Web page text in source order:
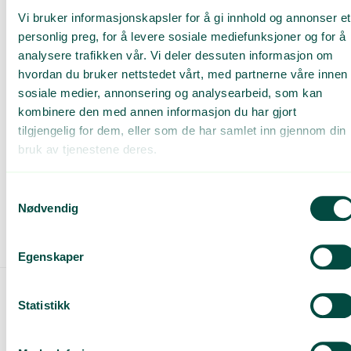
Vi bruker informasjonskapsler for å gi innhold og annonser et
personlig preg, for å levere sosiale mediefunksjoner og for å
analysere trafikken vår. Vi deler dessuten informasjon om
hvordan du bruker nettstedet vårt, med partnerne våre innen
sosiale medier, annonsering og analysearbeid, som kan
kombinere den med annen informasjon du har gjort
tilgjengelig for dem, eller som de har samlet inn gjennom din
bruk av tjenestene deres.
Nødvendig
Egenskaper
Statistikk
2.3.2 Annen papir-/pappemballasje
2.3.3 EPS (ekspandert polystyren)
2.4